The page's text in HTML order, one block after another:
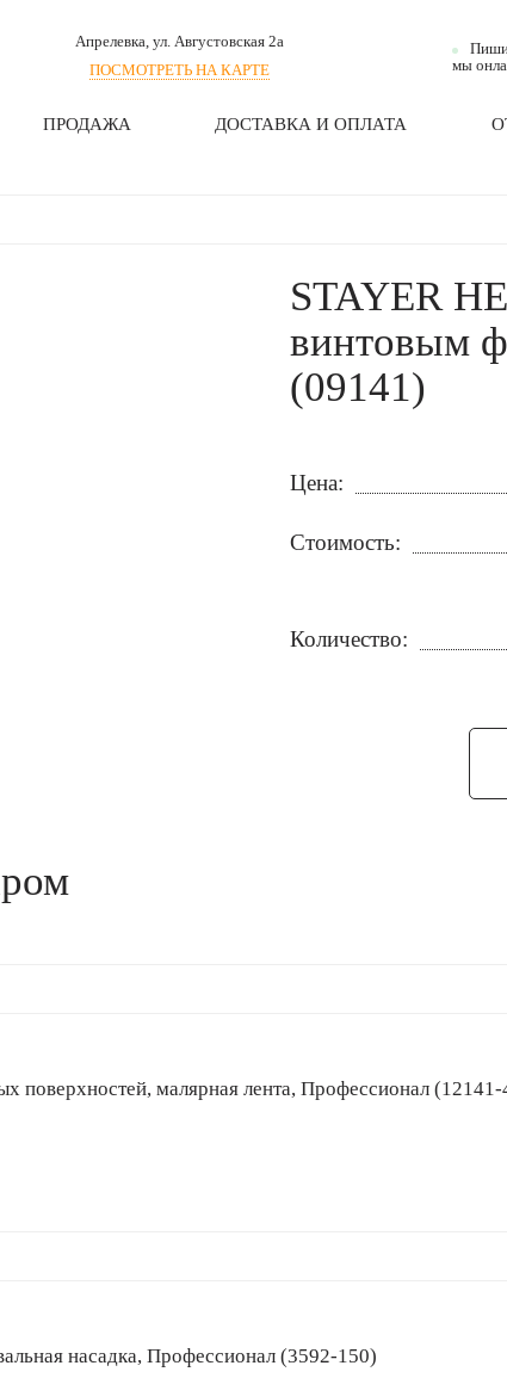
Апрелевка, ул. Августовская 2а
ПОСМОТРЕТЬ НА КАРТЕ
мы
ПРОДАЖА ДОСТАВКА И ОПЛАТА
STAYER
винтовым
(09141)
Цена:
Стоимость:
Количество:
поверхностей, малярная лента, Профессионал
насадка, Профессионал (3592-150)